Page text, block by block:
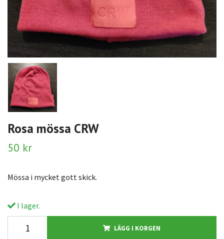
Rosa mössa CRW
50 kr
Mössa i mycket gott skick.
I lager.
LÄGG I KORGEN